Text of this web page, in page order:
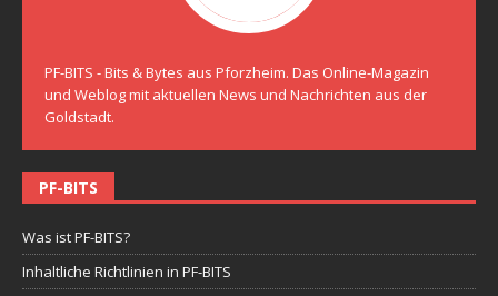
PF-BITS - Bits & Bytes aus Pforzheim. Das Online-Magazin
und Weblog mit aktuellen News und Nachrichten aus der
Goldstadt.
PF-BITS
Was ist PF-BITS?
Inhaltliche Richtlinien in PF-BITS